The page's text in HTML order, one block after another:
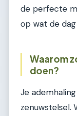
de perfecte
op wat de
Waarom
doen?
Je
zenuwstelsel.